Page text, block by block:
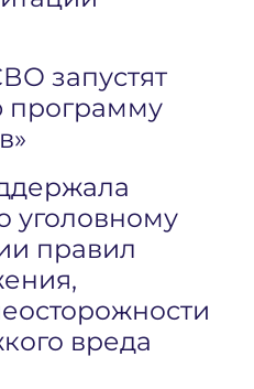
запустят
программу
уголовному
правил
вреда